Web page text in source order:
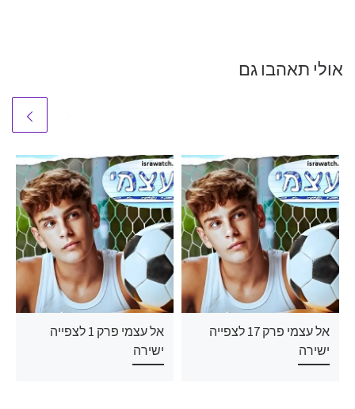
אולי תאהבו גם
אל עצמי פרק 1 לצפייה
ישירה
אל עצמי פרק 17 לצפייה
ישירה